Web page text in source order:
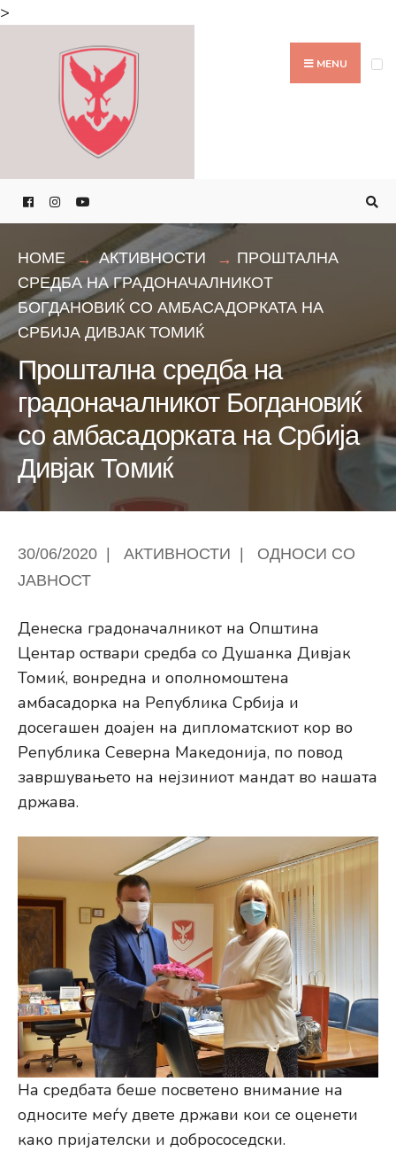
>
MENU
HOME АКТИВНОСТИ
ПРОШТАЛНА
СРЕДБА НА ГРАДОНАЧАЛНИКОТ
БОГДАНОВИЌ СО АМБАСАДОРКАТА НА
СРБИЈА ДИВЈАК ТОМИЌ
Проштална средба на
градоначалникот Богдановиќ
со амбасадорката на Србија
Дивјак Томиќ
30/06/2020 АКТИВНОСТИ
ОДНОСИ СО
ЈАВНОСТ
Денеска градоначалникот на Општина
Центар оствари средба со Душанка Дивјак
Томиќ, вонредна и ополномоштена
амбасадорка на Република Србија и
досегашен доајен на дипломатскиот кор во
Република Северна Македонија, по повод
завршувањето на нејзиниот мандат во нашата
држава.
На средбата беше посветено внимание на
односите меѓу двете држави кои се оценети
како пријателски и добрососедски.